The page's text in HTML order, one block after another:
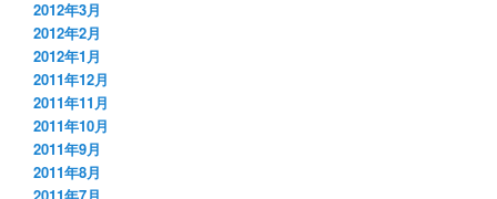
2012年3月
2012年2月
2012年1月
2011年12月
2011年11月
2011年10月
2011年9月
2011年8月